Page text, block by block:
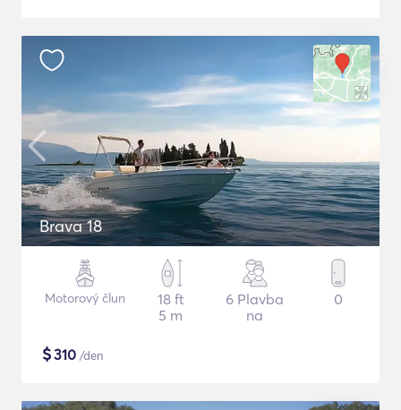
Brava 18
Motorový člun
18 ft
5 m
6 Plavba
na
0
$310 /den